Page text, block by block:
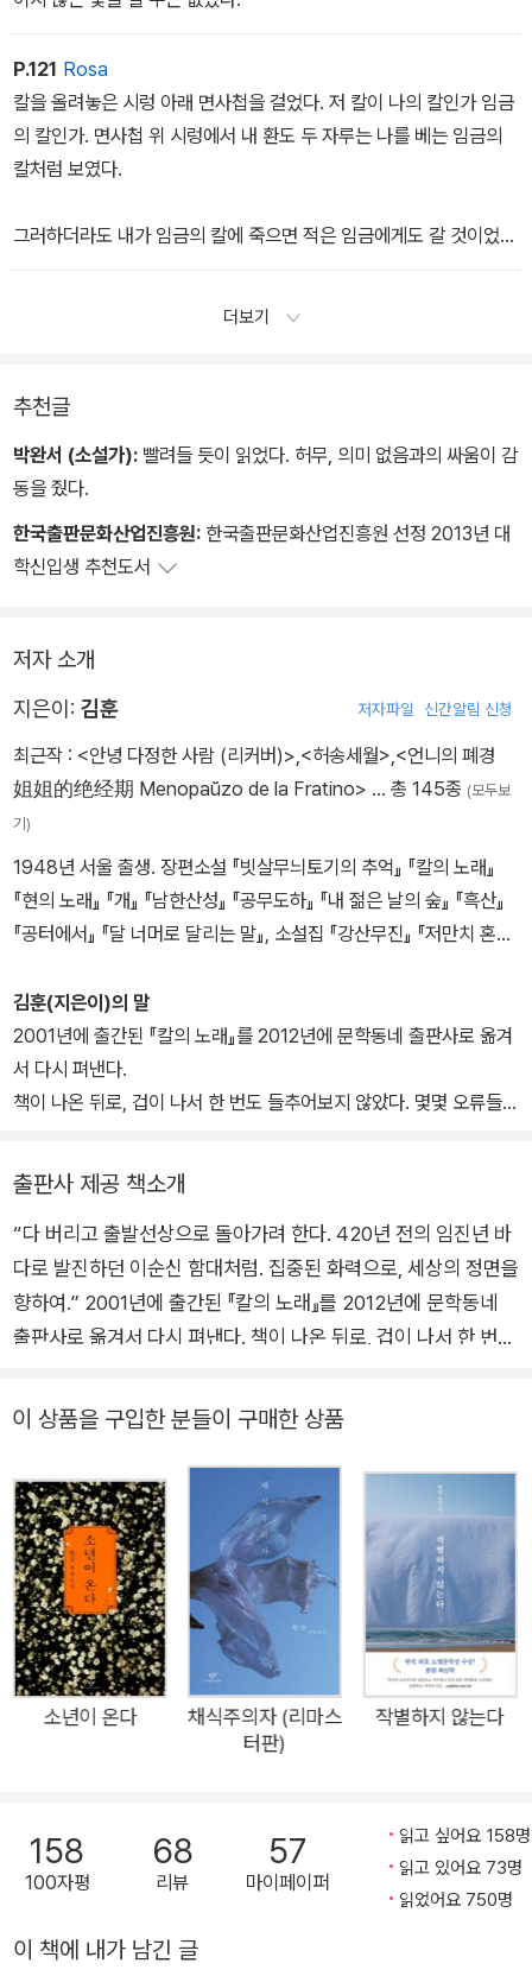
P.121 Rosa
칼을 올려놓은 시렁 아래 면사첩을 걸었다. 저 칼이 나의 칼인가 임금
의 칼인가. 면사첩 위 시렁에서 내 환도 두 자루는 나를 베는 임금의
칼처럼 보였다.
그러하더라도 내가 임금의 칼에 죽으면 적은 임금에게도 갈 것이었고
내가 적의 칼에 죽어도 적은 임금에게도 갈 것이었다. 적의 칼과 임금
더보기
추천글
박완서 (소설가): 빨려들 듯이 읽었다. 허무, 의미 없음과의 싸움이 감
동을 줬다.
한국출판문화산업진흥원: 한국출판문화산업진흥원 선정 2013년 대
학신입생 추천도서
저자 소개
지은이: 김훈 저자파일 신간알림 신청
최근작 : <안녕 다정한 사람 (리커버)> <허송세월> <언니의 폐경
姐姐的绝经期 Menopaŭzo de la Fratino> … 총 145종 (모두보
기)
1948년 서울 출생. 장편소설 『빗살무늬토기의 추억』 『칼의 노래』
『현의 노래』 『개』 『남한산성』 『공무도하』 『내 젊은 날의 숲』 『흑산』
『공터에서』 『달 너머로 달리는 말』, 소설집 『강산무진』 『저만치 혼자
쓰기』 등이 있다. 동인문학상, 이상문학상, 황순원문학상, 대산문학
상, 가톨릭문학상 등을 수상했다.
김훈(지은이)의 말
2001년에 출간된 『칼의 노래』를 2012년에 문학동네 출판사로 옮겨
서 다시 펴낸다.
책이 나온 뒤로, 겁이 나서 한 번도 들추어보지 않았다. 몇몇 오류들을
『칼의 노래』는 내가 지속적으로 글을 쓸 수 있는 터전을 마련해준 책
이다. 그 글을 쓰던 겨울의 추위와 순결한 초심初心이 이제 나를 부
끄럽게 한다.
다시 임진년이다. 다 버리고 출발선상으로 돌아가려 한다.
420년 전의 임진년 바다로 발진하던 이순신 함대처럼.
집중된 화력으로, 세상의 정면을 향하여.
출판사 제공 책소개
“다 버리고 출발선상으로 돌아가려 한다. 420년 전의 임진년 바
다로 발진하던 이순신 함대처럼. 집중된 화력으로, 세상의 정면을
향하여.” 2001년에 출간된 『칼의 노래』를 2012년에 문학동네
출판사로 옮겨서 다시 펴낸다. 책이 나온 뒤로, 겁이 나서 한 번도
있는 터전을 마련해준 책이다. 그 글을 쓰던 겨울의 추위와 순결
리고 출발선상으로 돌아가려 한다. 420년 전의 임진년 바다로
발진하던 이순신 함대처럼. 집중된 화력으로, 세상의 정면을 향하
여. _『칼의 노래』, 2012, 임진년의 서문 ★ 나는 인간에 대한 모
든 연민을 버리기로 했다. 연민을 버려야만 세상은 보일 듯싶었
다. 연민은 쉽게 버려지지 않았다. 그해 겨울에 나는 자주 아팠다.
눈이 녹은 뒤 충남 아산 현충사, 이순신 장군의 사당에 여러 번 갔
었다. 거기에, 장군의 큰 칼이 걸려 있었다. 차가운 칼이었다. 혼
자서 하루 종일 장군의 칼을 들여다보다가 저물어서 돌아왔다. 사
랑은 불가능에 대한 사랑일 뿐이라고, 그 칼은 나에게 말해주었
모든 생명의 함대는 바람 불고 물결 높은 날 내 마지막 바다 노량
으로 오라. 오라, 내 거기서 한줄기 일자진(一字陣)으로 적을 맞
이다. 꼭 십일 년이 지났다. 『칼의 노래』라는 새로운 신화가 나타
이 상품을 구입한 분들이 구매한 상품
소년이 온다
채식주의자 (리마스
터판)
작별하지 않는다
158
100자평
68
리뷰
57
마이페이퍼
읽고 싶어요 158명
읽고 있어요 73명
읽었어요 750명
이 책에 내가 남긴 글